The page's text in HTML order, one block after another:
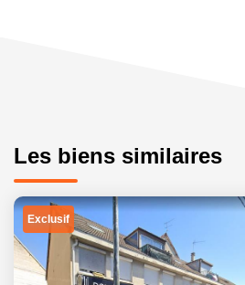
Les biens similaires
Exclusif